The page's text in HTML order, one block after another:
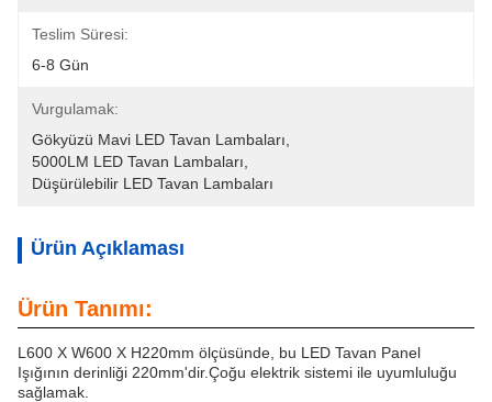
Teslim Süresi:
6-8 Gün
Vurgulamak:
Gökyüzü Mavi LED Tavan Lambaları
5000LM LED Tavan Lambaları
Düşürülebilir LED Tavan Lambaları
Ürün Açıklaması
Ürün Tanımı:
L600 X W600 X H220mm ölçüsünde, bu LED Tavan Panel
Işığının derinliği 220mm'dir.Çoğu elektrik sistemi ile uyumluluğu
sağlamak.